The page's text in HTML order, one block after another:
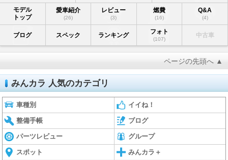
モデル
トップ
愛車紹介
(26)
レビュー
(3)
燃費
(16)
Q&A
(4)
ブログ スペック ランキング フォト
(107)
中古車
ページの先頭へ ▲
みんカラ 人気のカテゴリ
車種別 イイね！
整備手帳 ブログ
パーツレビュー グループ
スポット みんカラ＋